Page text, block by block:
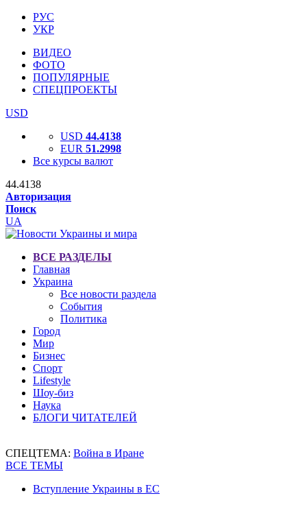
РУС
УКР
ВИДЕО
ФОТО
ПОПУЛЯРНЫЕ
СПЕЦПРОЕКТЫ
USD
USD 44.4138
EUR 51.2998
Все курсы валют
44.4138
Авторизация
Поиск
UA
ВСЕ РАЗДЕЛЫ
Главная
Украина
Все новости раздела
События
Политика
Город
Мир
Бизнес
Спорт
Lifestyle
Шоу-биз
Наука
БЛОГИ ЧИТАТЕЛЕЙ
СПЕЦТЕМА: Война в Иране
ВСЕ ТЕМЫ
Вступление Украины в ЕС